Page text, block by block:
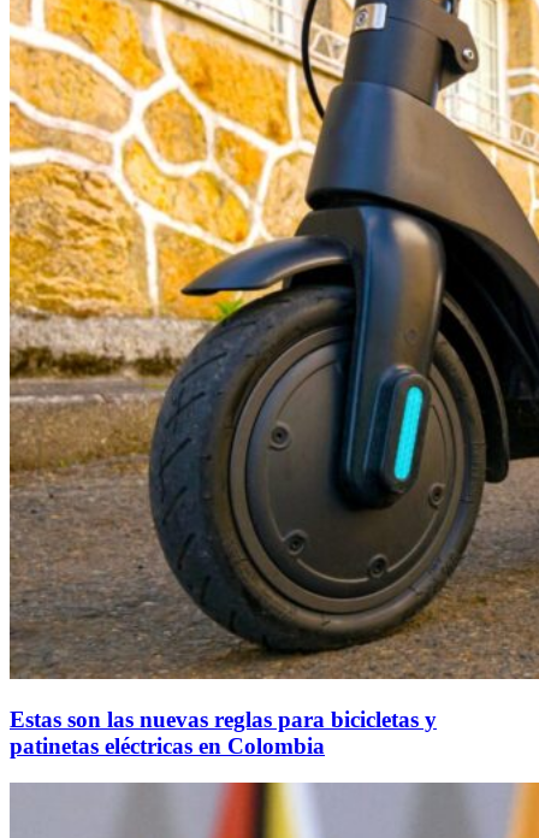
Estas son las nuevas reglas para bicicletas y
patinetas eléctricas en Colombia